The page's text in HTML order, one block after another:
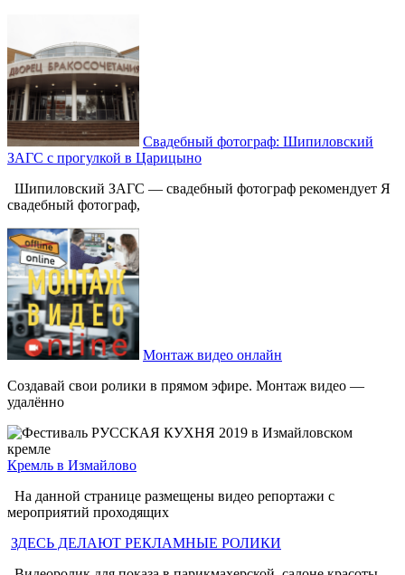
Свадебный фотограф: Шипиловский
ЗАГС с прогулкой в Царицыно
Шипиловский ЗАГС — свадебный фотограф рекомендует Я
свадебный фотограф,
Монтаж видео онлайн
Создавай свои ролики в прямом эфире. Монтаж видео —
удалённо
Кремль в Измайлово
На данной странице размещены видео репортажи с
мероприятий проходящих
ЗДЕСЬ ДЕЛАЮТ РЕКЛАМНЫЕ РОЛИКИ